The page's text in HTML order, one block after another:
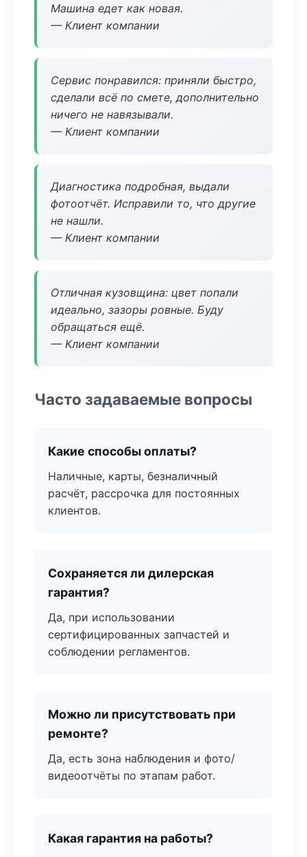
Машина едет как новая.
— Клиент компании
Сервис понравился: приняли быстро,
сделали всё по смете, дополнительно
ничего не навязывали.
— Клиент компании
Диагностика подробная, выдали
фотоотчёт. Исправили то, что другие
не нашли.
— Клиент компании
Отличная кузовщина: цвет попали
идеально, зазоры ровные. Буду
обращаться ещё.
— Клиент компании
Часто задаваемые вопросы
Какие способы оплаты?
Наличные, карты, безналичный
расчёт, рассрочка для постоянных
клиентов.
Сохраняется ли дилерская
гарантия?
Да, при использовании
сертифицированных запчастей и
соблюдении регламентов.
Можно ли присутствовать при
ремонте?
Да, есть зона наблюдения и фото/
видеоотчёты по этапам работ.
Какая гарантия на работы?